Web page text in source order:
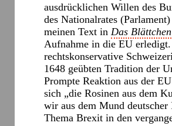
ausdrücklichen Willen des
des Nationalrates
meinen Text in Das Blättchen
Aufnahme in die EU
rechtskonservative
1648 geübten Tradition der
Prompte Reaktion aus der
sich „die Rosinen aus dem
wir aus dem Mund
Thema Brexit in den